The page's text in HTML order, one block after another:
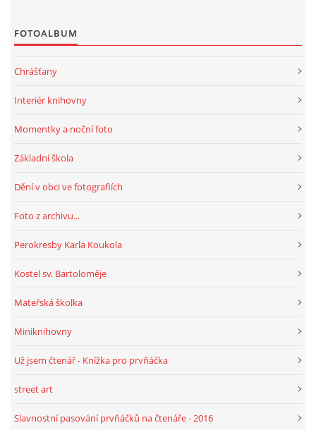
FOTOALBUM
Chrášťany
Interiér knihovny
Momentky a noční foto
Základní škola
Dění v obci ve fotografiích
Foto z archivu...
Perokresby Karla Koukola
Kostel sv. Bartoloměje
Mateřská školka
Miniknihovny
Už jsem čtenář - Knížka pro prvňáčka
street art
Slavnostní pasování prvňáčků na čtenáře - 2016